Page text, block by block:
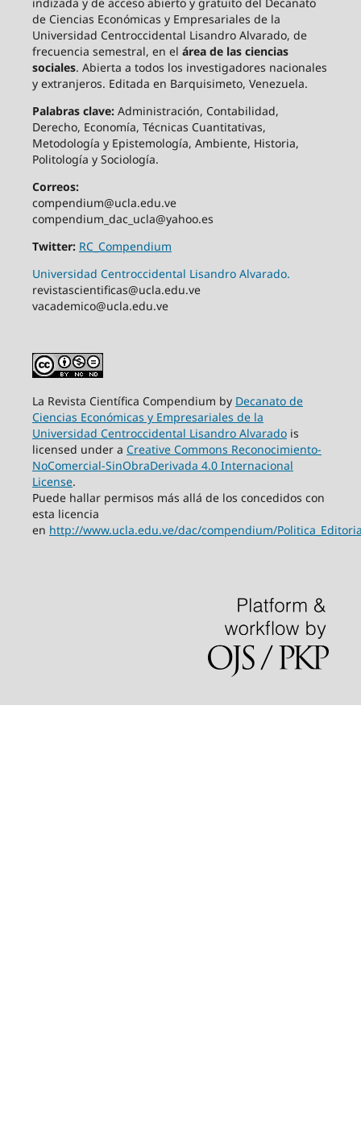
indizada y de acceso abierto y gratuito del Decanato
de Ciencias Económicas y Empresariales de la
Universidad Centroccidental Lisandro Alvarado, de
frecuencia semestral, en el área de las ciencias
sociales. Abierta a todos los investigadores nacionales
y extranjeros. Editada en Barquisimeto, Venezuela.
Palabras clave:Administración, Contabilidad,
Derecho, Economía, Técnicas Cuantitativas,
Metodología y Epistemología, Ambiente, Historia,
Politología y Sociología.
Correos:
compendium@ucla.edu.ve
compendium_dac_ucla@yahoo.es
Twitter: RC_Compendium
Universidad Centroccidental Lisandro Alvarado.
revistascientificas@ucla.edu.ve
vacademico@ucla.edu.ve
La Revista Científica Compendium by Decanato de
Ciencias Económicas y Empresariales de la
Universidad Centroccidental Lisandro Alvaradois
licensed under a Creative Commons Reconocimiento-
NoComercial-SinObraDerivada 4.0 Internacional
License.
Puede hallar permisos más allá de los concedidos con
esta licencia
en http://www.ucla.edu.ve/dac/compendium/